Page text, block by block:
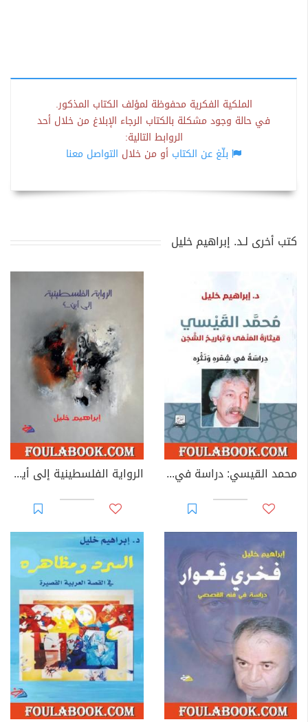
الملكية الفكرية محفوظة لمؤلف الكتاب المذكور.
في حالة وجود مشكلة بالكتاب الرجاء الإبلاغ من خلال أحد
الروابط التالية:
بلّغ عن الكتاب أو من خلال التواصل معنا
كتب أخرى لـد. إبراهيم خليل
محمد القيسي: دراسة في شعره ونثره الرواية الفلسطينية إلى أين؟